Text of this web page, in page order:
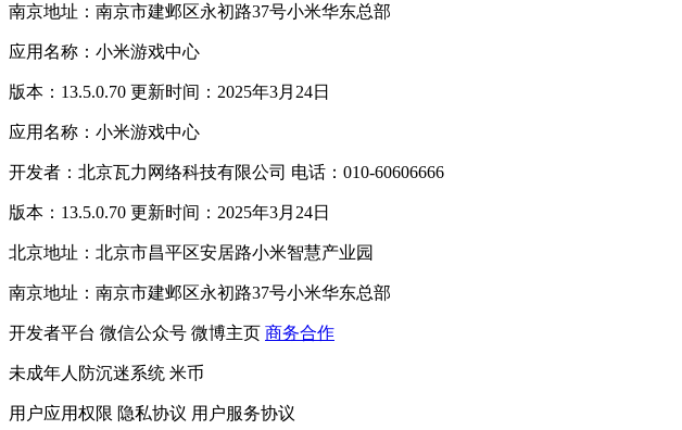
南京地址：南京市建邺区永初路37号小米华东总部
应用名称：小米游戏中心
版本：13.5.0.70 更新时间：2025年3月24日
应用名称：小米游戏中心
开发者：北京瓦力网络科技有限公司 电话：010-60606666
版本：13.5.0.70 更新时间：2025年3月24日
北京地址：北京市昌平区安居路小米智慧产业园
南京地址：南京市建邺区永初路37号小米华东总部
开发者平台 微信公众号 微博主页 商务合作
未成年人防沉迷系统 米币
用户应用权限 隐私协议 用户服务协议